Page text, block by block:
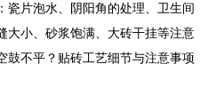
瓷片泡水、阴阳角的处理、卫生间
大小、砂浆饱满、大砖干挂等注意
鼓不平？贴砖工艺细节与注意事项